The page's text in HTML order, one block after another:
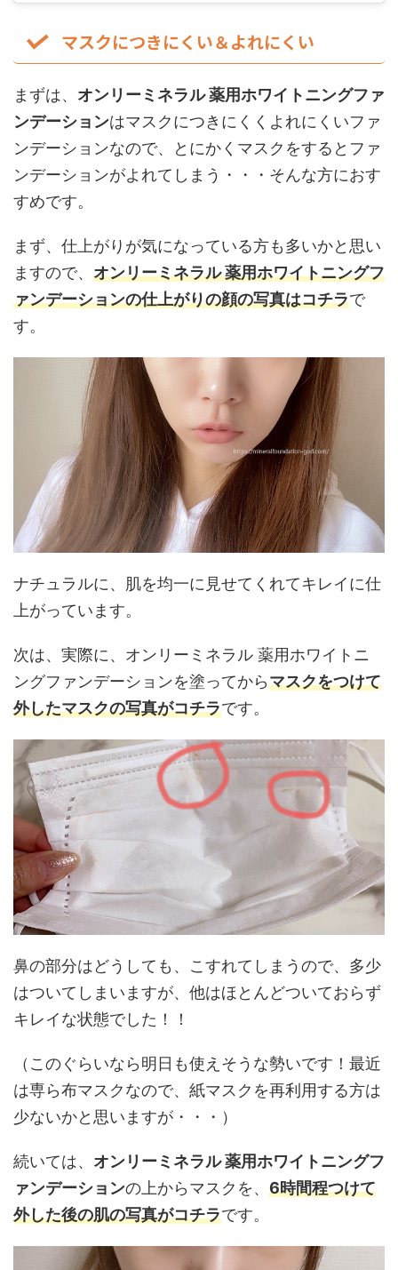
マスクにつきにくい＆よれにくい
まずは、 オンリーミネラル 薬用ホワイトニングファ
ンデーションはマスクにつきにくくよれにくいファ
ンデーションなので、とにかくマスクをするとファ
ンデーションがよれてしまう・・・そんな方におす
すめです。
まず、仕上がりが気になっている方も多いかと思い
ますので、 オンリーミネラル 薬用ホワイトニングフ
ァンデーションの仕上がりの顔の写真はコチラで
す。
ナチュラルに、肌を均一に見せてくれてキレイに仕
上がっています。
次は、実際に、オンリーミネラル 薬用ホワイトニ
ングファンデーションを塗ってからマスクをつけて
外したマスクの写真がコチラです。
鼻の部分はどうしても、こすれてしまうので、多少
はついてしまいますが、他はほとんどついておらず
キレイな状態でした！！
（このぐらいなら明日も使えそうな勢いです！最近
は専ら布マスクなので、紙マスクを再利用する方は
少ないかと思いますが・・・）
続いては、 オンリーミネラル 薬用ホワイトニングフ
ァンデーションの上からマスクを、 6時間程つけて
外した後の肌の写真がコチラです。